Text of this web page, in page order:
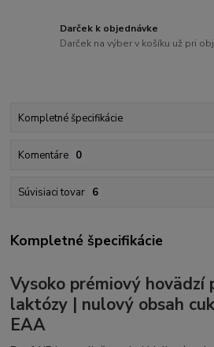
Darček k objednávke
Darček na výber v košíku už pri
Kompletné špecifikácie
Komentáre 0
Súvisiaci tovar 6
Kompletné špecifikácie
Vysoko prémiový hovädzí
laktózy | nulový obsah
EAA